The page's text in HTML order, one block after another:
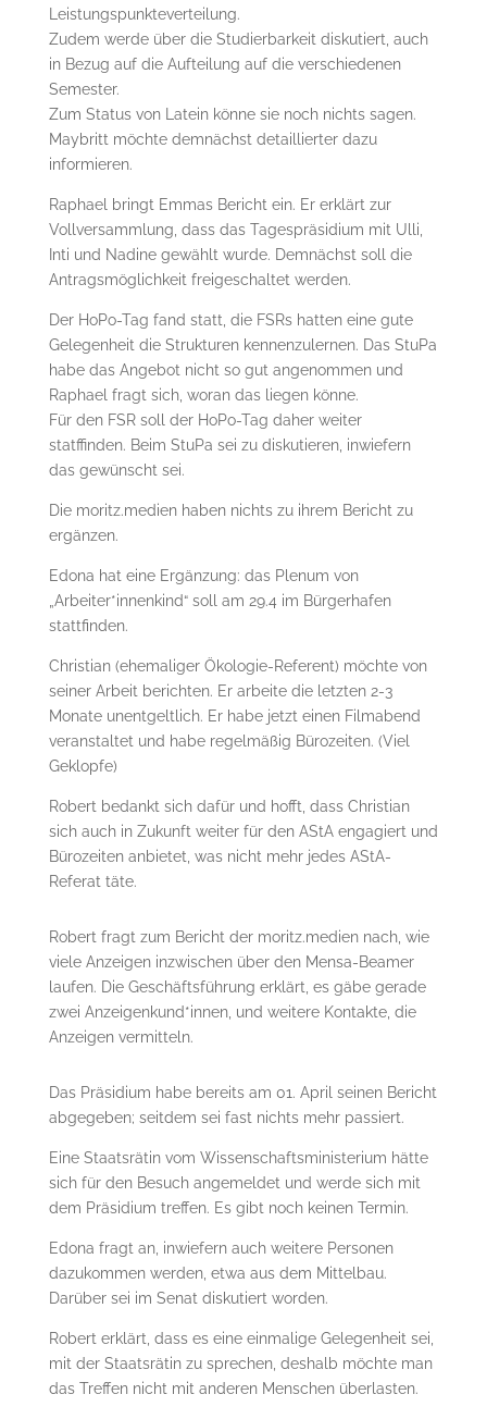
Leistungspunkteverteilung.
Zudem werde über die Studierbarkeit diskutiert, auch
in Bezug auf die Aufteilung auf die verschiedenen
Semester.
Zum Status von Latein könne sie noch nichts sagen.
Maybritt möchte demnächst detaillierter dazu
informieren.
Raphael bringt Emmas Bericht ein. Er erklärt zur
Vollversammlung, dass das Tagespräsidium mit Ulli,
Inti und Nadine gewählt wurde. Demnächst soll die
Antragsmöglichkeit freigeschaltet werden.
Der HoPo-Tag fand statt, die FSRs hatten eine gute
Gelegenheit die Strukturen kennenzulernen. Das StuPa
habe das Angebot nicht so gut angenommen und
Raphael fragt sich, woran das liegen könne.
Für den FSR soll der HoPo-Tag daher weiter
statffinden. Beim StuPa sei zu diskutieren, inwiefern
das gewünscht sei.
Die moritz.medien haben nichts zu ihrem Bericht zu
ergänzen.
Edona hat eine Ergänzung: das Plenum von
„Arbeiter*innenkind“ soll am 29.4 im Bürgerhafen
stattfinden.
Christian (ehemaliger Ökologie-Referent) möchte von
seiner Arbeit berichten. Er arbeite die letzten 2-3
Monate unentgeltlich. Er habe jetzt einen Filmabend
veranstaltet und habe regelmäßig Bürozeiten. (Viel
Geklopfe)
Robert bedankt sich dafür und hofft, dass Christian
sich auch in Zukunft weiter für den AStA engagiert und
Bürozeiten anbietet, was nicht mehr jedes AStA-
Referat täte.
Robert fragt zum Bericht der moritz.medien nach, wie
viele Anzeigen inzwischen über den Mensa-Beamer
laufen. Die Geschäftsführung erklärt, es gäbe gerade
zwei Anzeigenkund*innen, und weitere Kontakte, die
Anzeigen vermitteln.
Das Präsidium habe bereits am 01. April seinen Bericht
abgegeben; seitdem sei fast nichts mehr passiert.
Eine Staatsrätin vom Wissenschaftsministerium hätte
sich für den Besuch angemeldet und werde sich mit
dem Präsidium treffen. Es gibt noch keinen Termin.
Edona fragt an, inwiefern auch weitere Personen
dazukommen werden, etwa aus dem Mittelbau.
Darüber sei im Senat diskutiert worden.
Robert erklärt, dass es eine einmalige Gelegenheit sei,
mit der Staatsrätin zu sprechen, deshalb möchte man
das Treffen nicht mit anderen Menschen überlasten.